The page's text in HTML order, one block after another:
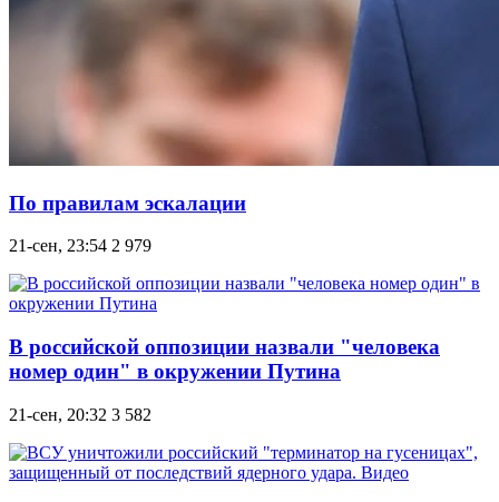
По правилам эскалации
21-сен, 23:54 2 979
В российской оппозиции назвали "человека
номер один" в окружении Путина
21-сен, 20:32 3 582